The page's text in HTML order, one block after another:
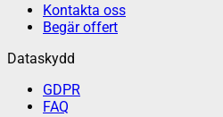
Kontakta oss
Begär offert
Dataskydd
GDPR
FAQ